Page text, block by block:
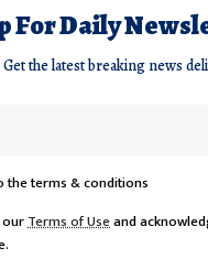
For Daily
the latest breaking news
the terms & conditions
Terms of Useand